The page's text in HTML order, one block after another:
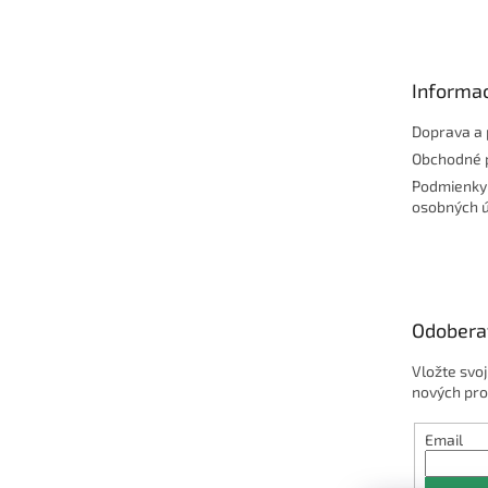
Doprava a
Obchodné
osobných
Vložte
nových
Email